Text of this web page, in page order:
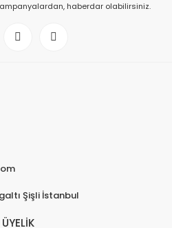
haberdar olabilirsiniz.
Şişli İstanbul
ÜYELİK